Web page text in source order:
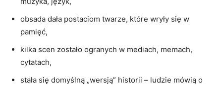
obsada dała postaciom twarze, które wryły się w
pamięć,
kilka scen zostało ogranych w mediach, memach,
cytatach,
stała się domyślną „wersją” historii – ludzie mówią o